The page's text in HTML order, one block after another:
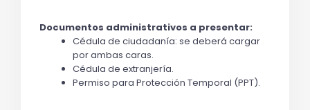
Documentos administrativos a presentar:
Cédula de ciudadanía: se deberá cargar
por ambas caras.
Cédula de extranjería.
Permiso para Protección Temporal (PPT).